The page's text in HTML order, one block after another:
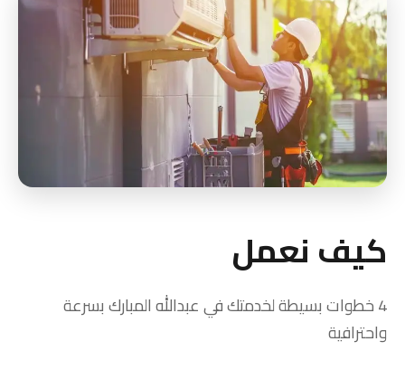
كيف نعمل
4 خطوات بسيطة لخدمتك في عبدالله المبارك بسرعة
واحترافية